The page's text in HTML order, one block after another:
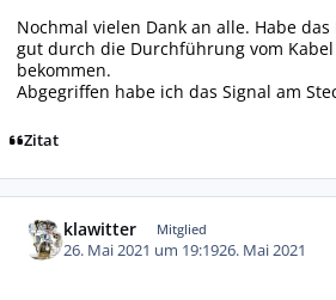
Nochmal vielen Dank an alle. Habe
gut durch die Durchführung vom Kabel
bekommen.
Abgegriffen habe ich das Signal am
Zitat
klawitter Mitglied
26. Mai 2021 um 19:1926. Mai 2021